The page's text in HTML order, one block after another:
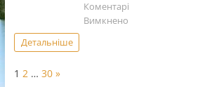
Коментарі
Вимкненодо
Детальніше
Page:
1 2 … 30 Next
»